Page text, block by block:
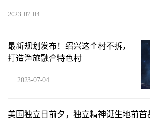
2023-07-04
最新规划发布！绍兴这个村不拆，
打造渔旅融合特色村
2023-07-04
美国独立日前夕，独立精神诞生地前首